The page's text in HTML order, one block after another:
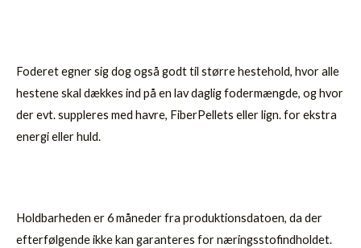
Foderet egner sig dog også godt til større hestehold, hvor alle
hestene skal dækkes ind på en lav daglig fodermængde, og hvor
der evt. suppleres med havre, FiberPellets eller lign. for ekstra
energi eller huld.
Holdbarheden er 6 måneder fra produktionsdatoen, da der
efterfølgende ikke kan garanteres for næringsstofindholdet.